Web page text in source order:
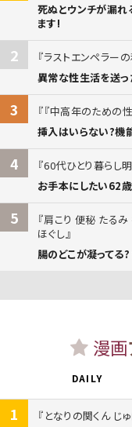
死ぬとウンチが漏れ
ます!
2
ラストエンペラー
異常な性生活を送っ
3
『中高年のための
挿入はいらない?機
4
60代ひとり暮らし
お手本にしたい62
5
肩こり 便秘 たるみ
ほぐし
腸のどこが凝ってる?
漫画
DAILY
1
となりの関くん じ